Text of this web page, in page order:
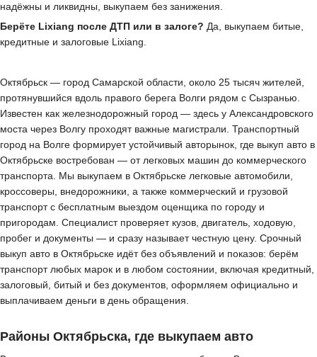
надёжны и ликвидны, выкупаем без занижения.
Берёте Lixiang после ДТП или в залоге? Да, выкупаем битые,
кредитные и залоговые Lixiang.
Октябрьск — город Самарской области, около 25 тысяч жителей,
протянувшийся вдоль правого берега Волги рядом с Сызранью.
Известен как железнодорожный город — здесь у Александровского
моста через Волгу проходят важные магистрали. Транспортный
город на Волге формирует устойчивый авторынок, где выкуп авто в
Октябрьске востребован — от легковых машин до коммерческого
транспорта. Мы выкупаем в Октябрьске легковые автомобили,
кроссоверы, внедорожники, а также коммерческий и грузовой
транспорт с бесплатным выездом оценщика по городу и
пригородам. Специалист проверяет кузов, двигатель, ходовую,
пробег и документы — и сразу называет честную цену. Срочный
выкуп авто в Октябрьске идёт без объявлений и показов: берём
транспорт любых марок и в любом состоянии, включая кредитный,
залоговый, битый и без документов, оформляем официально и
выплачиваем деньги в день обращения.
Районы Октябрьска, где выкупаем авто